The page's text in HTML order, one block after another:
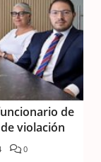
de
violación
0